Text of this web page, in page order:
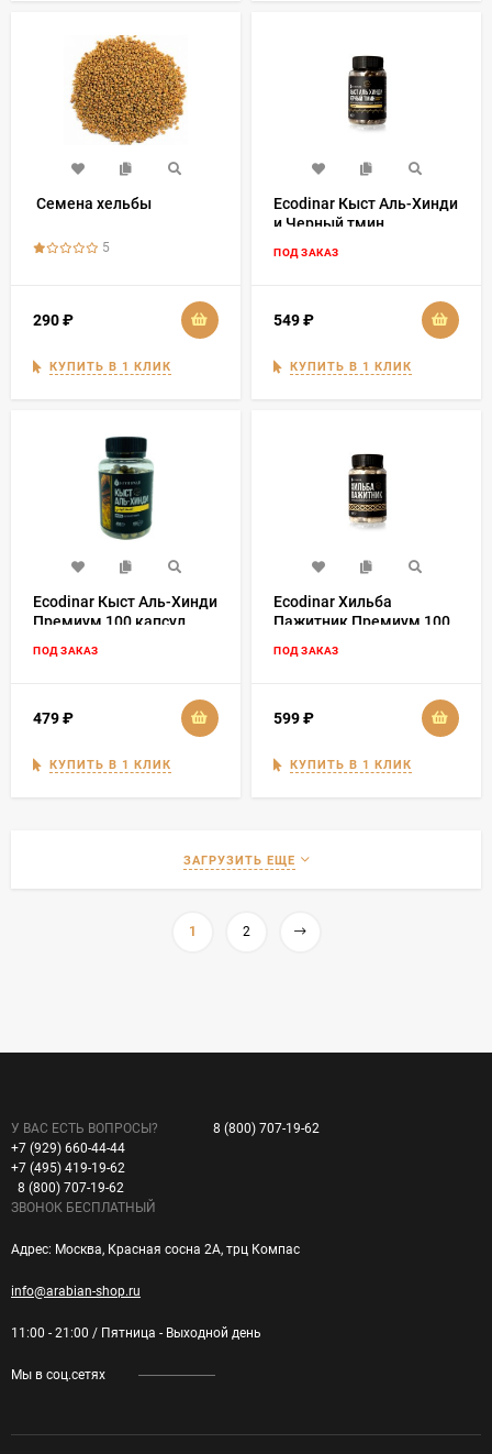
​ Семена хельбы
5
290₽
КУПИТЬ В 1 КЛИК
Ecodinar Кыст Аль-Хинди
и Черный тмин
капсул
ПОД ЗАКАЗ
549₽
КУПИТЬ В 1 КЛИК
Ecodinar Кыст Аль-Хинди
Премиум 100 капсул
ПОД ЗАКАЗ
479₽
КУПИТЬ В 1 КЛИК
Ecodinar Хильба
Пажитник Премиум 100
ПОД ЗАКАЗ
599₽
КУПИТЬ В 1 КЛИК
ЗАГРУЗИТЬ ЕЩЕ
1 2
У ВАС ЕСТЬ ВОПРОСЫ?
+7 (929) 660-44-44
+7 (495) 419-19-62
8 (800) 707-19-62
ЗВОНОК БЕСПЛАТНЫЙ
8 (800) 707-19-62
Адрес: Москва, Красная сосна 2А, трц Компас
info@arabian-shop.ru
11:00 - 21:00 / Пятница - Выходной день
Мы в соц.сетях